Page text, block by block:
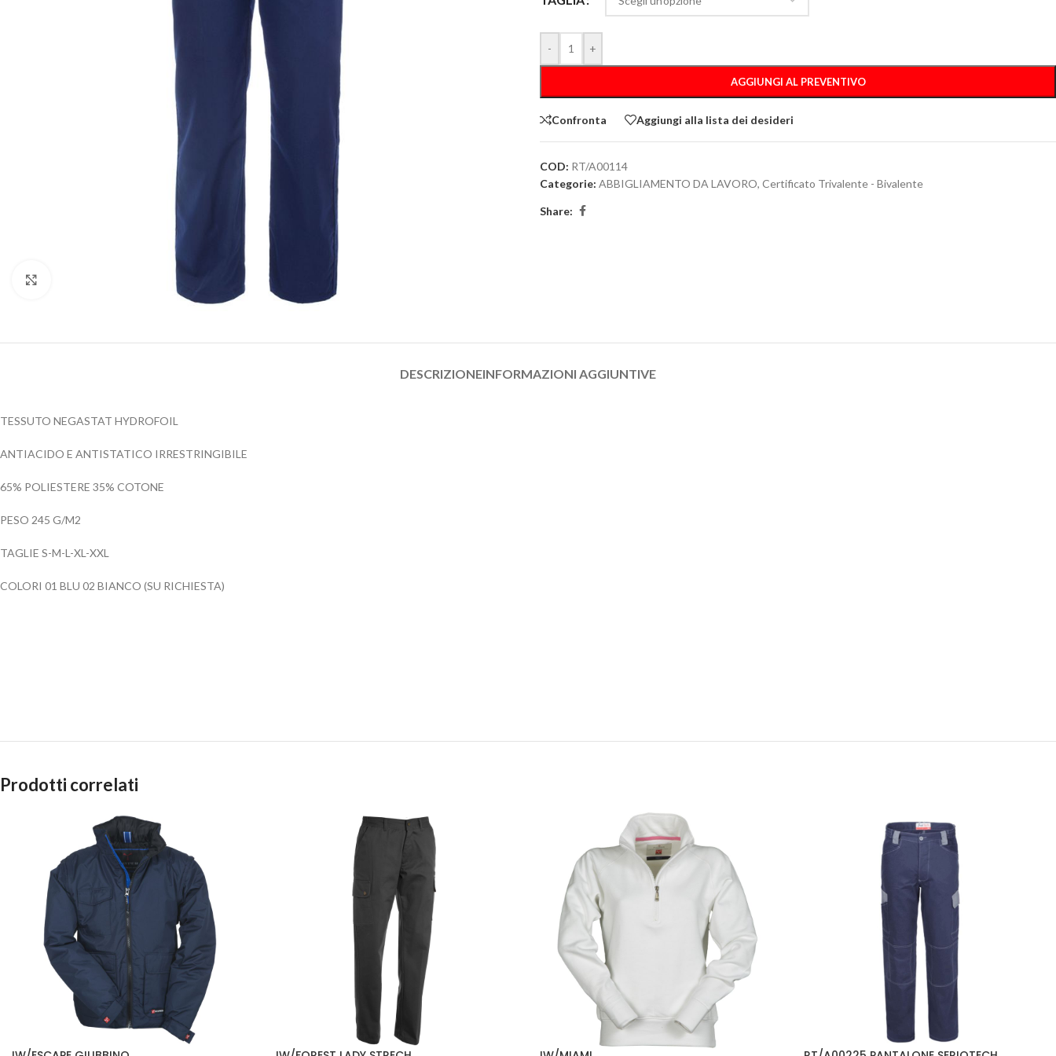
- +
AGGIUNGI AL PREVENTIVO
Confronta Aggiungi alla lista dei desideri
COD: RT/A00114
Categorie: ABBIGLIAMENTO DA LAVORO, Certificato Trivalente - Bivalente
Share:
DESCRIZIONEINFORMAZIONI AGGIUNTIVE
TESSUTO NEGASTAT HYDROFOIL
ANTIACIDO E ANTISTATICO IRRESTRINGIBILE
65% POLIESTERE 35% COTONE
PESO 245 G/M2
TAGLIE S-M-L-XL-XXL
COLORI 01 BLU 02 BIANCO (SU RICHIESTA)
Prodotti correlati